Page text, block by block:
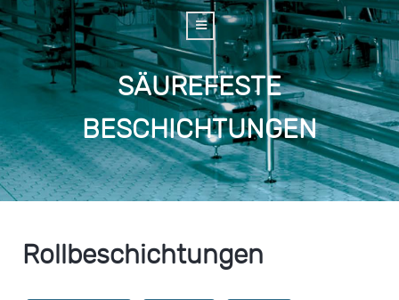
SÄUREFESTE
BESCHICHTUNGEN
Rollbeschichtungen